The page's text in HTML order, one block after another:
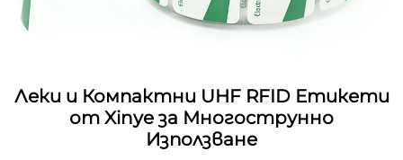
Леки и Компактни UHF RFID Етикети
от Xinye за Многострунно
Използване